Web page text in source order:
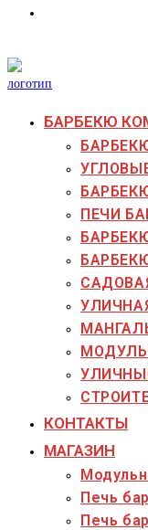
БАРБЕКЮ
ПЕЧИ
КОНТАКТЫ
МАГАЗИН
Печь
Печь